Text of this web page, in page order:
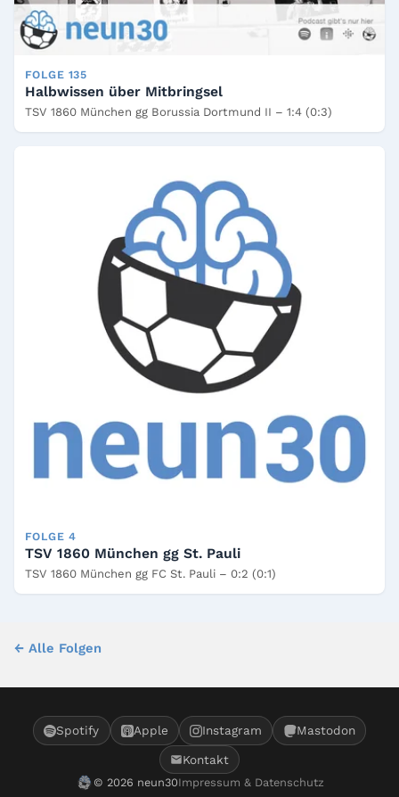
FOLGE 135
Halbwissen über Mitbringsel
TSV 1860 München gg Borussia Dortmund II – 1:4 (0:3)
FOLGE 4
TSV 1860 München gg St. Pauli
TSV 1860 München gg FC St. Pauli – 0:2 (0:1)
← Alle Folgen
Spotify Apple Instagram Mastodon
Kontakt
© 2026 neun30Impressum & Datenschutz